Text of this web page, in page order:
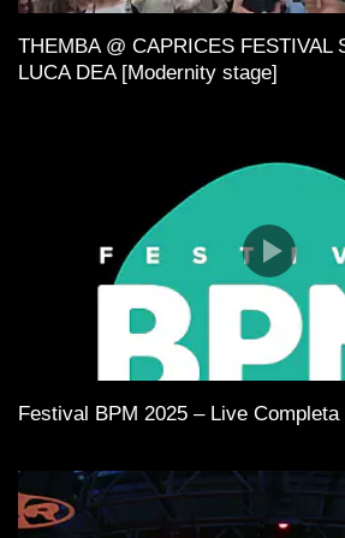
THEMBA @ CAPRICES FESTIVAL
LUCA DEA [Modernity stage]
Festival BPM 2025 – Live Completa